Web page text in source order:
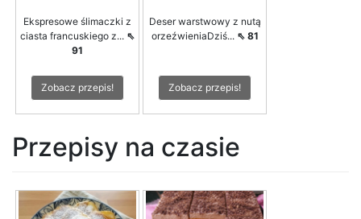
Ekspresowe ślimaczki z
ciasta francuskiego z... ⇖
91
Zobacz przepis!
Deser warstwowy z nutą
orzeźwieniaDziś... ⇖ 81
Zobacz przepis!
Przepisy na czasie